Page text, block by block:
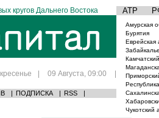
кругов Дальнего Востока АТР
| 09 Августа, 09:00 |
| ПОДПИСКА | RSS |
Амурская
Бурятия
Еврейская
Чукотский